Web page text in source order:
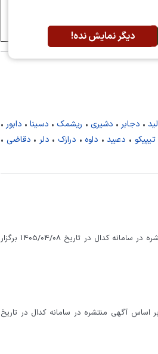
دیگر نمایش نده!
• دجابر • دشیری • ریشمک • دسینا • دابور •
تیپیکو • دعبید • داوه • درازک • دلر • دقاضی •
مجمع عمومی عادی سالیانه شرکت سرمايه‌ گذاري‌ البرز هلدينگ‌ (والبر) با نماد والبر براساس آگهی منتشره در سامانه کدال در تاریخ 1405/04/08 برگزار
اساس آگهی منتشره در سامانه کدال در تاریخ